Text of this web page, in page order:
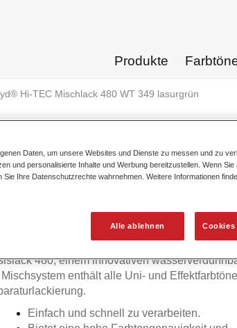
Produkte
Hi-TEC Mischlack 480 WT 349 lasurgrün
Hi-TEC Mischlack
480, einem innovativen
enthält alle Uni- und
Einfach und schnell zu verarbeiten.
Daten, um unsere Websites und Dienste zu messen und zu
und personalisierte Inhalte und Werbung bereitzustellen. Wenn Sie
Ihre Datenschutzrechte wahrnehmen. Weitere Informationen
Alle ablehnen Cookies